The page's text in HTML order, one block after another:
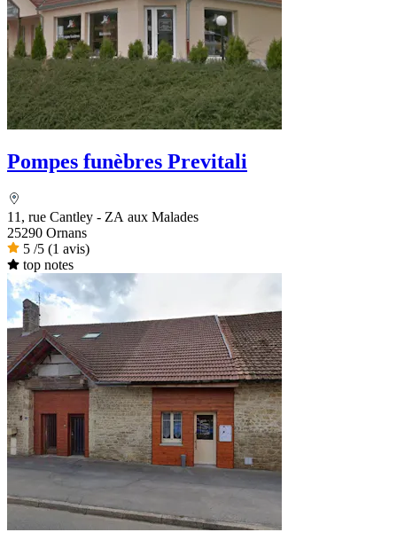
Pompes funèbres Previtali
11, rue Cantley - ZA aux Malades
25290 Ornans
5 /5 (1 avis)
top notes